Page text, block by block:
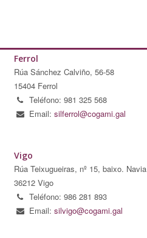
Ferrol
Rúa Sánchez Calviño, 56-58
15404 Ferrol
Teléfono: 981 325 568
Email: silferrol@cogami.gal
Vigo
Rúa Teixugueiras, nº 15, baixo. Navia
36212 Vigo
Teléfono: 986 281 893
Email: silvigo@cogami.gal